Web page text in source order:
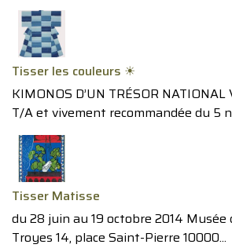
Tisser les couleurs ☀︎
KIMONOS D’UN TRÉSOR
T/A et vivement recommandée du 5
Tisser Matisse
du 28 juin au 19 octobre 2014 Musée
Troyes 14, place Saint-Pierre 10000...